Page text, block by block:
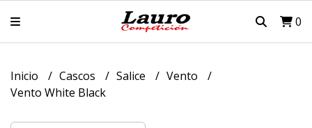
0
Inicio Cascos Salice
Vento
Vento White Black